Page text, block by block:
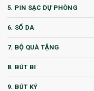
5. PIN SẠC DỰ PHÒNG
6. SỔ DA
7. BỘ QUÀ TẶNG
8. BÚT BI
9. BÚT KÝ